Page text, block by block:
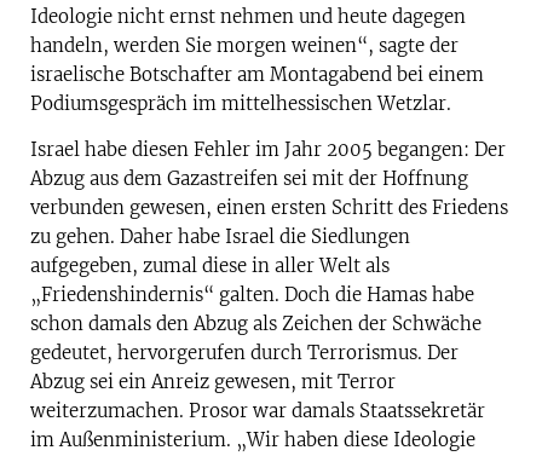
Ideologie nicht ernst nehmen und heute dagegen
handeln, werden Sie morgen weinen“, sagte der
israelische Botschafter am Montagabend bei einem
Podiumsgespräch im mittelhessischen Wetzlar.
Israel habe diesen Fehler im Jahr 2005 begangen: Der
Abzug aus dem Gazastreifen sei mit der Hoffnung
verbunden gewesen, einen ersten Schritt des Friedens
zu gehen. Daher habe Israel die Siedlungen
aufgegeben, zumal diese in aller Welt als
„Friedenshindernis“ galten. Doch die Hamas habe
schon damals den Abzug als Zeichen der Schwäche
gedeutet, hervorgerufen durch Terrorismus. Der
Abzug sei ein Anreiz gewesen, mit Terror
weiterzumachen. Prosor war damals Staatssekretär
im Außenministerium. „Wir haben diese Ideologie